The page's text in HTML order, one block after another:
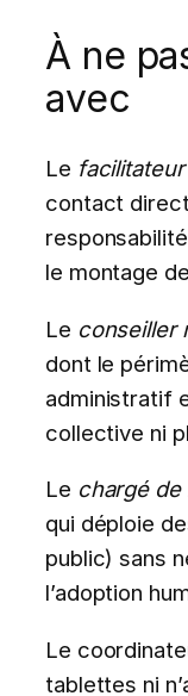
À ne
avec
Le
contact
le montage
Le conseiller
dont le
administratif
collective ni
Le chargé
qui déploie
public) sans
l’adoption
Le
tablettes ni